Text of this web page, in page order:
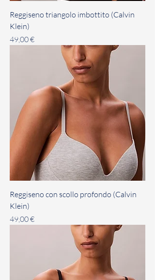
Reggiseno triangolo imbottito (Calvin
Klein)
Prezzo
49,00 €
Reggiseno con scollo profondo (Calvin
Klein)
Prezzo
49,00 €